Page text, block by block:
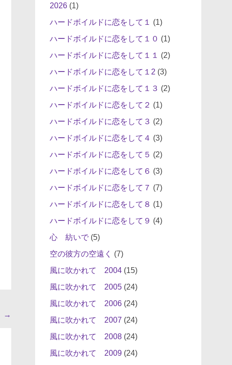
→
2026(1)
ハードボイルドに恋をして１
(1)
ハードボイルドに恋をして１０ (1)
ハードボイルドに恋をして１１
(2)
ハードボイルドに恋をして１2 (3)
ハードボイルドに恋をして１３ (2)
ハードボイルドに恋をして２ (1)
ハードボイルドに恋をして３ (2)
ハードボイルドに恋をして４ (3)
ハードボイルドに恋をして５ (2)
ハードボイルドに恋をして６ (3)
ハードボイルドに恋をして７ (7)
ハードボイルドに恋をして８ (1)
ハードボイルドに恋をして９ (4)
心 紡いで(5)
空の彼方の空遠く
(7)
風に吹かれて 2004(15)
風に吹かれて 2005(24)
風に吹かれて 2006(24)
風に吹かれて 2007 (24)
風に吹かれて 2008(24)
風に吹かれて 2009(24)